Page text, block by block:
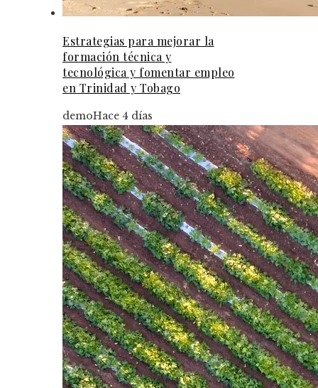
Estrategias para mejorar la
formación técnica y
tecnológica y fomentar empleo
en Trinidad y Tobago
demoHace 4 días